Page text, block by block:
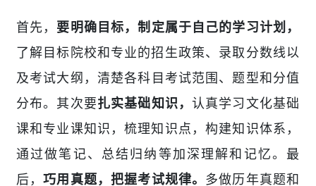
首先， 要明确目标，制定属于自己的学习计划，
了解目标院校和专业的招生政策、录取分数线以
及考试大纲， 清楚各科目考试范围、题型和分值
分布。 其次要扎实基础知识 ， 认真学习文化基础
课和专业课知识，梳理知识点，构建知识体系，
通过做笔记、总结归纳等加深理解和记忆。 最
后，巧用真题，把握考试规律。 多做历年真题和